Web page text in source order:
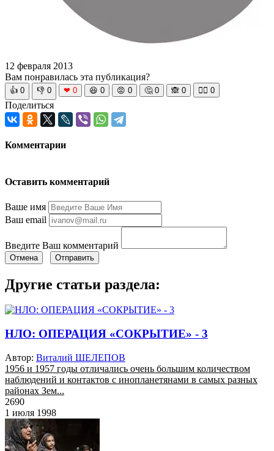
12 февраля 2013
Вам понравилась эта публикация?
👍 0 👎 0 ❤ 0 😆 0 😡 0 🤔 0 🙈 0 🧘‍♀️ 0
Поделиться
Комментарии
Оставить комментарий
Ваше имя
Ваш email
Введите Ваш комментарий
Отмена Отправить
Другие статьи раздела:
НЛО: ОПЕРАЦИЯ «СОКРЫТИЕ» - 3
Автор: Виталий ШЕЛЕПОВ
1956 и 1957 годы отличались очень большим количеством
наблюдений и контактов с инопланетянами в самых разных
районах Зем...
2690
1 июля 1998